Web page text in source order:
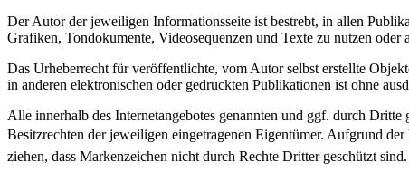
Der Autor der jeweiligen Informationsseite ist bestrebt, in allen
Grafiken, Tondokumente, Videosequenzen und Texte zu nutzen
Das Urheberrecht für veröffentlichte, vom Autor selbst erstellte
in anderen elektronischen oder gedruckten Publikationen ist ohne
Alle innerhalb des Internetangebotes genannten und ggf. durch
Besitzrechten der jeweiligen eingetragenen Eigentümer. Aufgrund
ziehen, dass Markenzeichen nicht durch Rechte Dritter geschützt sind.